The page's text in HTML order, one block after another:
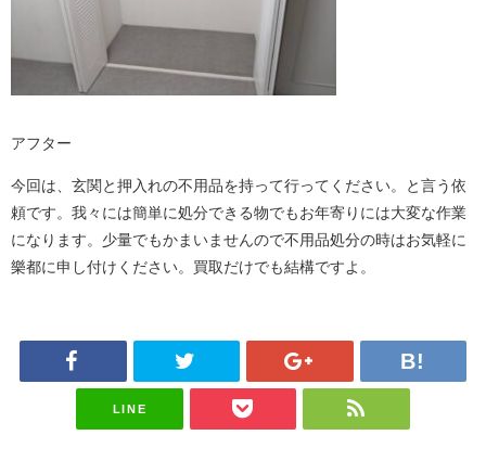
アフター
今回は、玄関と押入れの不用品を持って行ってください。と言う依
頼です。我々には簡単に処分できる物でもお年寄りには大変な作業
になります。少量でもかまいませんので不用品処分の時はお気軽に
樂都に申し付けください。買取だけでも結構ですよ。
LINE